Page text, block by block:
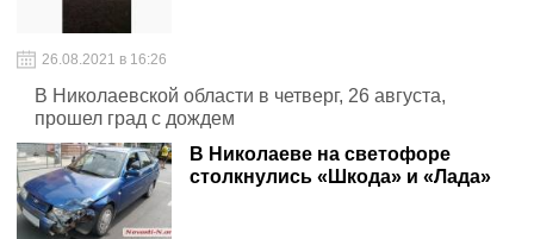
26.08.2021 в 16:26
В Николаевской области в четверг, 26 августа,
прошел град с дождем
В Николаеве на светофоре
столкнулись «Шкода» и «Лада»